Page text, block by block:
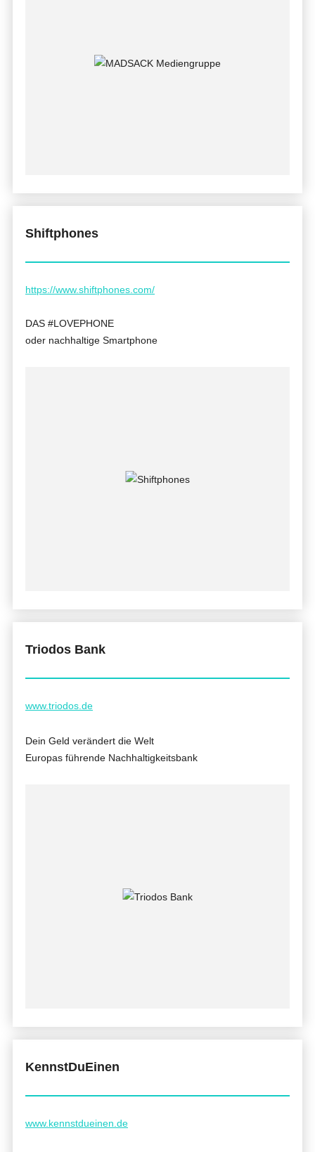
Shiftphones
https://www.shiftphones.com/
DAS #LOVEPHONE
oder nachhaltige Smartphone
Triodos Bank
www.triodos.de
Dein Geld verändert die Welt
Europas führende Nachhaltigkeitsbank
KennstDuEinen
www.kennstdueinen.de